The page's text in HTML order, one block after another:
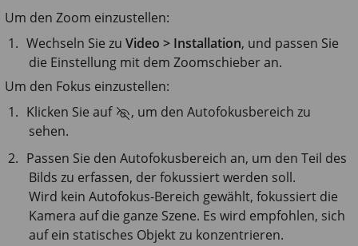
Um den Zoom einzustellen:
Wechseln Sie zuVideo > Installation, und passen Sie
die Einstellung mit dem Zoomschieber an.
Um den Fokus einzustellen:
Klicken Sie auf
, um den Autofokusbereich zu
sehen.
Passen Sie den Autofokusbereich an, um den Teil des
Bilds zu erfassen, der fokussiert werden soll.
Wird kein Autofokus-Bereich gewählt, fokussiert die
Kamera auf die ganze Szene. Es wird empfohlen, sich
auf ein statisches Objekt zu konzentrieren.